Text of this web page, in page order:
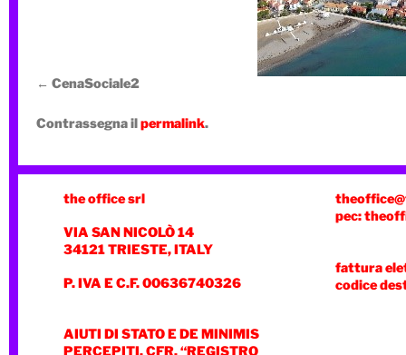
CenaSociale2
Contrassegna ilpermalink.
the office srl
VIA SAN NICOLÒ 14
34121 TRIESTE, ITALY
P. IVA E C.F. 00636740326
AIUTI DI STATO E DE MINIMIS
PERCEPITI. CFR. “REGISTRO
pec:
fattura
codice